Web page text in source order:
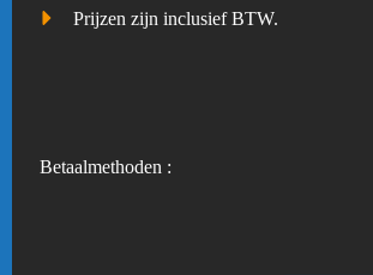
Prijzen zijn inclusief BTW.
Betaalmethoden :